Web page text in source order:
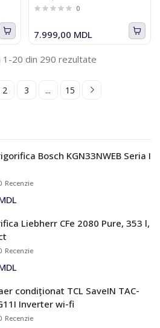
Bosch KGN33NWEB Seria I
Recenzie
Liebherr CFe 2080 Pure, 353 l,
Recenzie
condiționat TCL SaveIN TAC-
Inverter wi-fi
Recenzie
0
7.999,00 MDL
1-20 din 290 rezultate
2 3 ... 15